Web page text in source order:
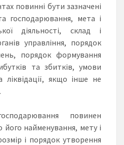
повинні бути зазначені
господарювання, мета і
діяльності, склад і
управління, порядок
порядок формування
та збитків, умови
ліквідації, якщо інше не
повинен
його найменування, мету і
і порядок утворення